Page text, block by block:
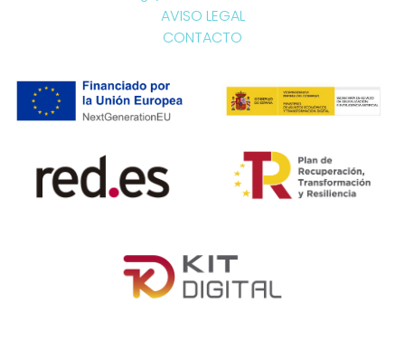
AVISO LEGAL
CONTACTO